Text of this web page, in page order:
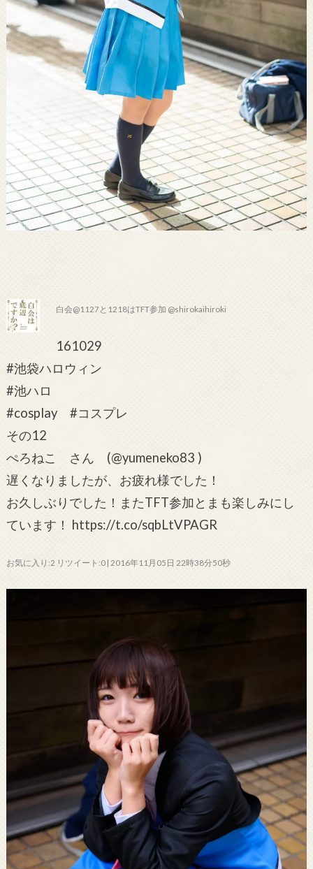
白会@1127と1218はTFT参加 @shirokaihiroki
161029
#池袋ハロウィン
#池ハロ
#cosplay #コスプレ
その12
ぺろねこ さん (@yumeneko83 )
遅くなりましたが、お疲れ様でした！
お久しぶりでした！またTFT参加とまも楽しみにし
ています！ https://t.co/sqbLtVPAGR
お気に入り:2 リツイート:0 | 2016年11月05日 22時38分50秒